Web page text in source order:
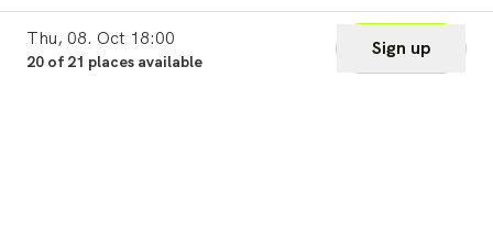
Thu, 08. Oct 18:00
20 of 21 places available
Sign up